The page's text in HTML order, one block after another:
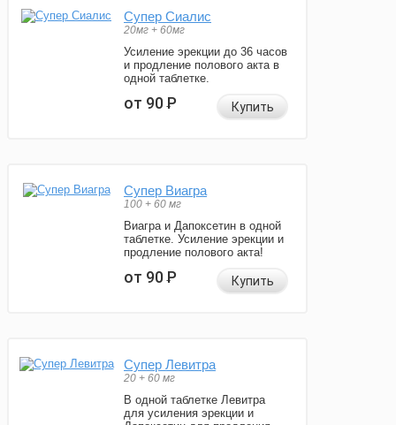
Супер Сиалис
20мг + 60мг
Усиление эрекции до 36 часов
и продление полового акта в
одной таблетке.
от 90Р Купить
Супер Виагра
100 + 60 мг
Виагра и Дапоксетин в одной
таблетке. Усиление эрекции и
продление полового акта!
от 90Р Купить
Супер Левитра
20 + 60 мг
В одной таблетке Левитра
для усиления эрекции и